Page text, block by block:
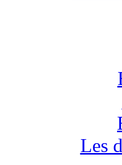
Les